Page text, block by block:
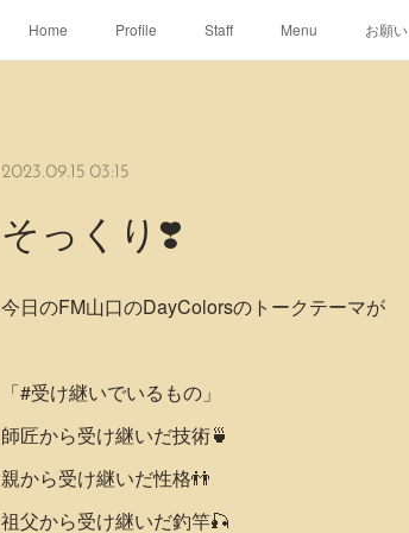
Home Profile Staff Menu お願い
2023.09.15 03:15
そっくり❣️
今日のFM山口のDayColorsのトークテーマが
「#受け継いでいるもの」
師匠から受け継いだ技術🍵
親から受け継いだ性格👬
祖父から受け継いだ釣竿🎣